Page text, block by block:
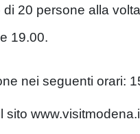
20 persone alla
19.00.
nei seguenti orari:
sito